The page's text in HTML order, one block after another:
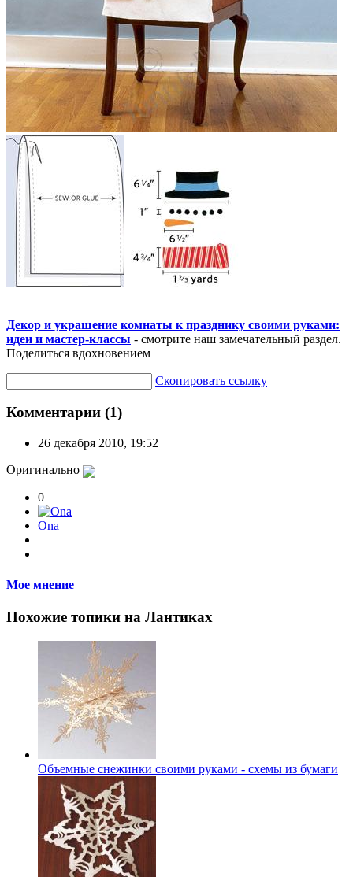
Декор и украшение комнаты к празднику своими руками:
идеи и мастер-классы - смотрите наш замечательный раздел.
Поделиться вдохновением
Скопировать ссылку
Комментарии (1)
26 декабря 2010, 19:52
Оригинально
0
Ona
Мое мнение
Похожие топики на Лантиках
Объемные снежинки своими руками - схемы из бумаги